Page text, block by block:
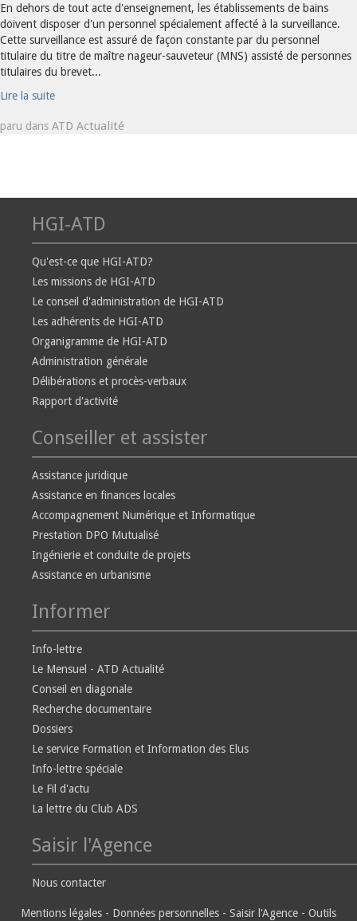
En dehors de tout acte d'enseignement, les établissements de bains
doivent disposer d'un personnel spécialement affecté à la surveillance.
Cette surveillance est assuré de façon constante par du personnel
titulaire du titre de maître nageur-sauveteur (MNS) assisté de personnes
titulaires du brevet...
Lire la suite
paru dans ATD Actualité
HGI-ATD
Qu'est-ce que HGI-ATD?
Les missions de HGI-ATD
Le conseil d'administration de HGI-ATD
Les adhérents de HGI-ATD
Organigramme de HGI-ATD
Administration générale
Délibérations et procès-verbaux
Rapport d'activité
Conseiller et assister
Assistance juridique
Assistance en finances locales
Accompagnement Numérique et Informatique
Prestation DPO Mutualisé
Ingénierie et conduite de projets
Assistance en urbanisme
Informer
Info-lettre
Le Mensuel - ATD Actualité
Conseil en diagonale
Recherche documentaire
Dossiers
Le service Formation et Information des Elus
Info-lettre spéciale
Le Fil d'actu
La lettre du Club ADS
Saisir l'Agence
Nous contacter
Mentions légales - Données personnelles - Saisir l'Agence - Outils